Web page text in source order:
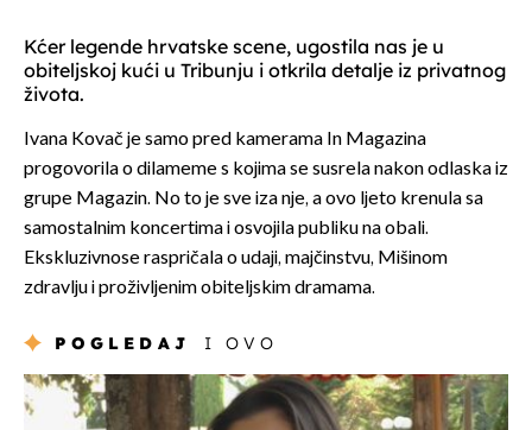
Kćer legende hrvatske scene, ugostila nas je u
obiteljskoj kući u Tribunju i otkrila detalje iz privatnog
života.
Ivana Kovač je samo pred kamerama In Magazina
progovorila o dilameme s kojima se susrela nakon odlaska iz
grupe Magazin. No to je sve iza nje, a ovo ljeto krenula sa
samostalnim koncertima i osvojila publiku na obali.
Ekskluzivnose raspričala o udaji, majčinstvu, Mišinom
zdravlju i proživljenim obiteljskim dramama.
POGLEDAJ I OVO